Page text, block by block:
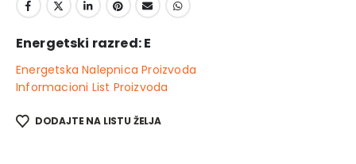
Energetski razred: E
Energetska Nalepnica Proizvoda
Informacioni List Proizvoda
DODAJTE NA LISTU ŽELJA